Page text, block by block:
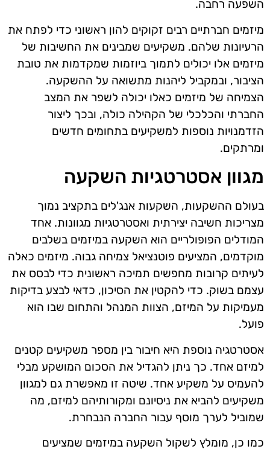
השפעה רחבה.
מיזמים חברתיים רבים זקוקים להון ראשוני כדי לפתח את
הרעיונות שלהם. משקיעים שמבינים את החשיבות של
מיזמים אלו יכולים לתמוך ביוזמות שמקדמות את טובת
הציבור, ובמקביל ליהנות מתשואה על ההשקעה.
הצמיחה של מיזמים כאלו יכולה לשפר את המצב
החברתי והכלכלי של הקהילה כולה, ובכך ליצור
הזדמנויות נוספות למשקיעים בתחומים חדשים
ומרתקים.
מגוון אסטרטגיות השקעה
בעולם ההשקעות, השקעות אנג'לים בתקציב נמוך
מצריכות חשיבה יצירתית ואסטרטגיות מגוונות. אחד
המודלים הפופולריים הוא השקעה במיזמים בשלבים
מוקדמים, המציעים פוטנציאל צמיחה גבוה. מיזמים כאלה
לעיתים קרובות מחפשים תמיכה ראשונית כדי לבסס את
עצמם בשוק. כדי להקטין את הסיכון, כדאי לבצע בדיקות
מעמיקות על המיזם, הצוות המנהל והתחום שבו הוא
פועל.
אסטרטגיה נוספת היא חיבור בין מספר משקיעים קטנים
למיזם אחד. כך ניתן להגדיל את הסכום המושקע מבלי
להעמיס על משקיע אחד. שיטה זו מאפשרת גם למגוון
משקיעים להביא את ניסיונם ומקורותיהם למיזם, מה
שמוביל לערך מוסף עבור החברה הנבחרת.
כמו כן, מומלץ לשקול השקעה במיזמים שמציעים